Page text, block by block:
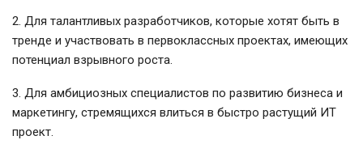
2. Для талантливых разработчиков, которые хотят быть в
тренде и участвовать в первоклассных проектах, имеющих
потенциал взрывного роста.
3. Для амбициозных специалистов по развитию бизнеса и
маркетингу, стремящихся влиться в быстро растущий ИТ
проект.